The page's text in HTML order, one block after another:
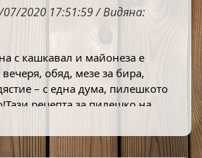
2020 17:51:59 / Видяна:
с кашкавал и майонеза е
обяд, мезе за бира,
– с една дума, пилешкото
рецепта за пилешко на
и я ползвам от
бърза и вкусна.